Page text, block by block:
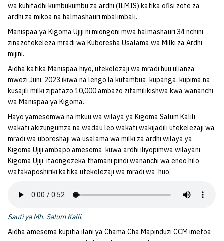
wa kuhifadhi kumbukumbu za ardhi (ILMIS) katika ofisi zote za
ardhi za mikoa na halmashauri mbalimbali.
Manispaa ya Kigoma Ujiji ni miongoni mwa halmashauri 34 nchini
zinazotekeleza mradi wa Kuboresha Usalama wa Milki za Ardhi
mijini.
Aidha katika Manispaa hiyo, utekelezaji wa mradi huu ulianza
mwezi Juni, 2023 ikiwa na lengo la kutambua, kupanga, kupima na
kusajili milki zipatazo 10,000 ambazo zitamilikishwa kwa wananchi
wa Manispaa ya Kigoma.
Hayo yamesemwa na mkuu wa wilaya ya Kigoma Salum Kalili
wakati akizungumza na wadau leo wakati wakijadili utekelezaji wa
mradi wa uboreshaji wa usalama wa milki za ardhi wilaya ya
Kigoma Ujiji ambapo amesema kuwa ardhi iliyopimwa wilayani
Kigoma Ujiji itaongezeka thamani pindi wananchi wa eneo hilo
watakaposhiriki katika utekelezaji wa mradi wa huo.
Sauti ya Mh. Salum Kalli.
Aidha amesema kupitia ilani ya Chama Cha Mapinduzi CCM imetoa